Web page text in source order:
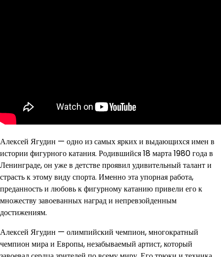
Алексей Ягудин — одно из самых ярких и выдающихся имен в
истории фигурного катания. Родившийся 18 марта 1980 года в
Ленинграде, он уже в детстве проявил удивительный талант и
страсть к этому виду спорта. Именно эта упорная работа,
преданность и любовь к фигурному катанию привели его к
множеству завоеванных наград и непревзойденным
достижениям.
Алексей Ягудин — олимпийский чемпион, многократный
чемпион мира и Европы, незабываемый артист, который